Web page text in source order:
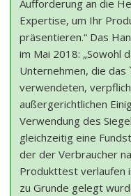
Aufforderung an die
Expertise, um Ihr
präsentieren.“ Das
im Mai 2018: „Sowohl
Unternehmen, die das
verwendeten,
außergerichtlichen
Verwendung des
gleichzeitig eine
der der Verbraucher
Produkttest verlaufen
zu Grunde gelegt